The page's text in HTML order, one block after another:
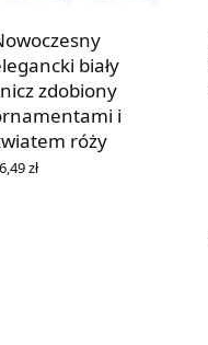
biały
zdobiony
i
róży
zł